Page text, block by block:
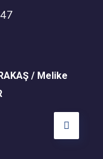
/ Melike